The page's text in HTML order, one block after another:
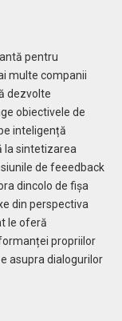
pentru
multe companii
dezvolte
obiectivele de
inteligență
la sintetizarea
de feeedback
dincolo de fișa
din perspectiva
le oferă
propriilor
asupra dialogurilor